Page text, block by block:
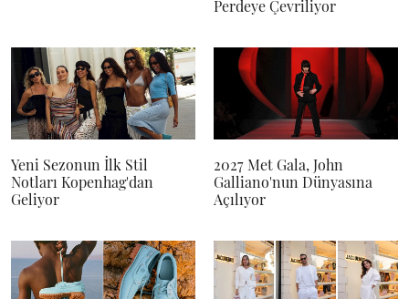
Perdeye Çevriliyor
Yeni Sezonun İlk Stil
Notları Kopenhag'dan
Geliyor
2027 Met Gala, John
Galliano'nun Dünyasına
Açılıyor